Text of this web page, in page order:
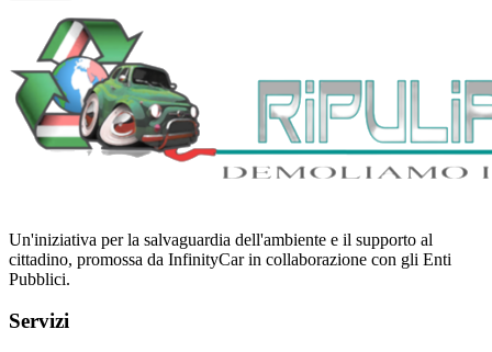
Un'iniziativa per la salvaguardia dell'ambiente e il supporto al
cittadino, promossa da InfinityCar in collaborazione con gli Enti
Pubblici.
Servizi